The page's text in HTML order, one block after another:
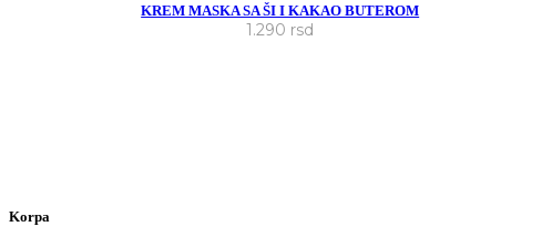
KREM MASKA SA ŠI I KAKAO BUTEROM
1.290 rsd
Korpa